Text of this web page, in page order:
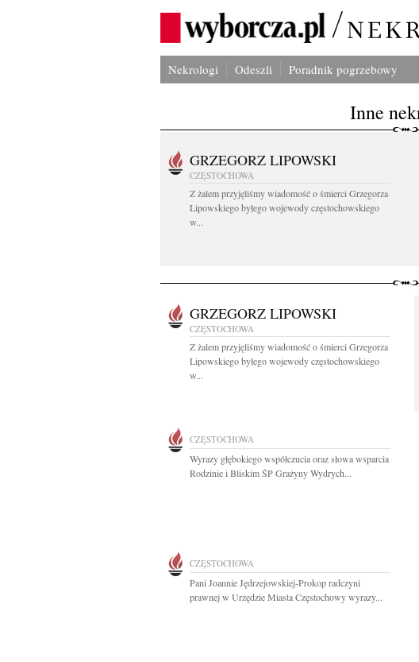
Nekrologi Odeszli Poradnik pogrzebowy
Inne
GRZEGORZ LIPOWSKI
CZĘSTOCHOWA
Z żalem przyjęliśmy wiadomość o śmierci Grzegorza
Lipowskiego byłego wojewody częstochowskiego
w...
GRZEGORZ LIPOWSKI
CZĘSTOCHOWA
Z żalem przyjęliśmy wiadomość o śmierci Grzegorza
Lipowskiego byłego wojewody częstochowskiego
w...
CZĘSTOCHOWA
Wyrazy głębokiego współczucia oraz słowa wsparcia
Rodzinie i Bliskim ŚP Grażyny Wydrych...
CZĘSTOCHOWA
Pani Joannie Jędrzejowskiej-Prokop radczyni
prawnej w Urzędzie Miasta Częstochowy wyrazy...